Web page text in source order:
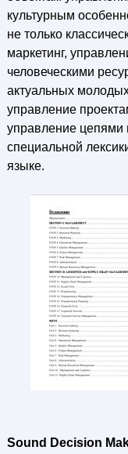
культурным
не только
маркетинг,
человеческими
актуальных
управление
управление цепями
специальной
языке.
Sound Decision